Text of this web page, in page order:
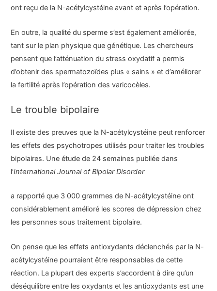
ont reçu de la N-acétylcystéine avant et après l’opération.
En outre, la qualité du sperme s’est également améliorée,
tant sur le plan physique que génétique. Les chercheurs
pensent que l’atténuation du stress oxydatif a permis
d’obtenir des spermatozoïdes plus « sains » et d’améliorer
la fertilité après l’opération des varicocèles.
Le trouble bipolaire
Il existe des preuves que la N-acétylcystéine peut renforcer
les effets des psychotropes utilisés pour traiter les troubles
bipolaires. Une étude de 24 semaines publiée dans
l’International Journal of Bipolar Disorder
a rapporté que 3 000 grammes de N-acétylcystéine ont
considérablement amélioré les scores de dépression chez
les personnes sous traitement bipolaire.
On pense que les effets antioxydants déclenchés par la N-
acétylcystéine pourraient être responsables de cette
réaction. La plupart des experts s’accordent à dire qu’un
déséquilibre entre les oxydants et les antioxydants est une